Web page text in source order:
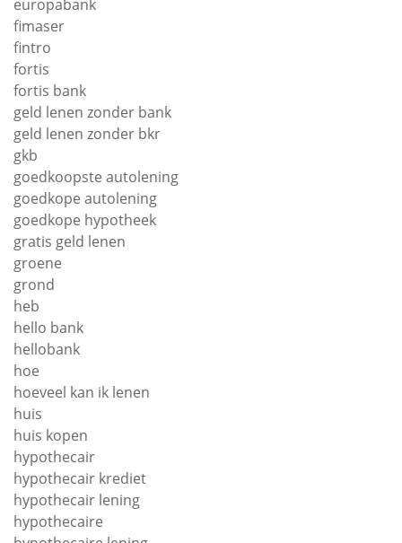
europabank
fimaser
fintro
fortis
fortis bank
geld lenen zonder bank
geld lenen zonder bkr
gkb
goedkoopste autolening
goedkope autolening
goedkope hypotheek
gratis geld lenen
groene
grond
heb
hello bank
hellobank
hoe
hoeveel kan ik lenen
huis
huis kopen
hypothecair
hypothecair krediet
hypothecair lening
hypothecaire